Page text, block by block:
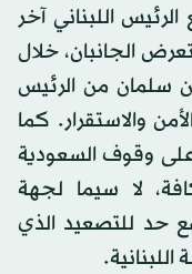
اللبناني آخر
الجانبان، خلال
سلمان من الرئيس
والاستقرار. كما
وقوف السعودية
لا سيما لجهة
حد للتصعيد الذي